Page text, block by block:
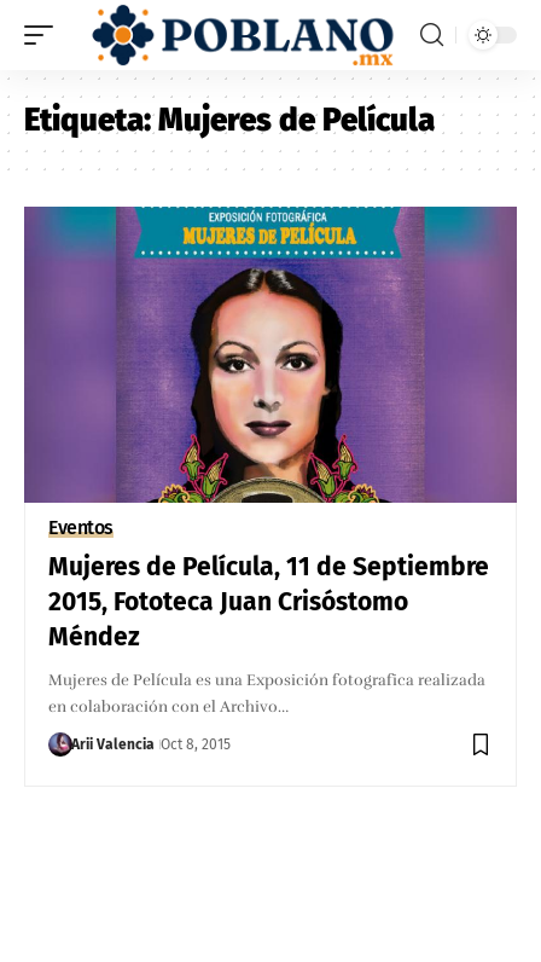
Etiqueta:Mujeres de Película
Eventos
Mujeres de Película, 11 de Septiembre
2015, Fototeca Juan Crisóstomo
Méndez
Mujeres de Película es una Exposición fotografica realizada
en colaboración con el Archivo…
Arii Valencia Oct 8, 2015